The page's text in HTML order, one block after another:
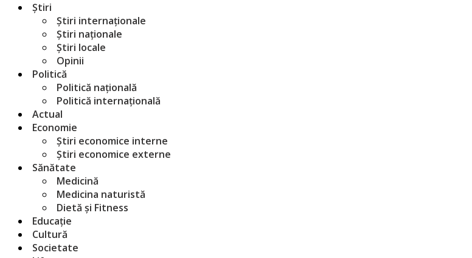
Știri
Știri internaționale
Știri naționale
Știri locale
Opinii
Politică
Politică națională
Politică internațională
Actual
Economie
Știri economice interne
Știri economice externe
Sănătate
Medicină
Medicina naturistă
Dietă și Fitness
Educație
Cultură
Societate